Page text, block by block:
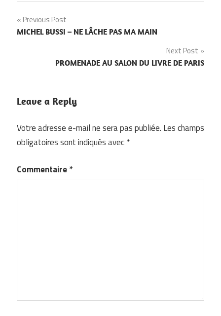
Navigation
de
l’article
Previous Post
MICHEL BUSSI – NE LÂCHE PAS MA MAIN
Next Post
PROMENADE AU SALON DU LIVRE DE PARIS
Leave a Reply
Votre adresse e-mail ne sera pas publiée. Les champs
obligatoires sont indiqués avec*
Commentaire*